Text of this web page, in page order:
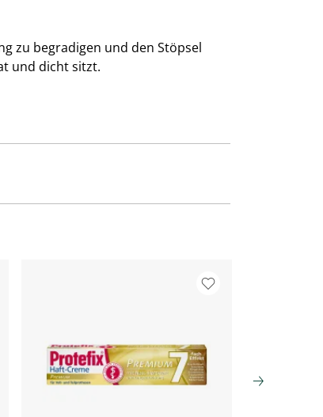
zu begradigen und den Stöpsel
und dicht sitzt.